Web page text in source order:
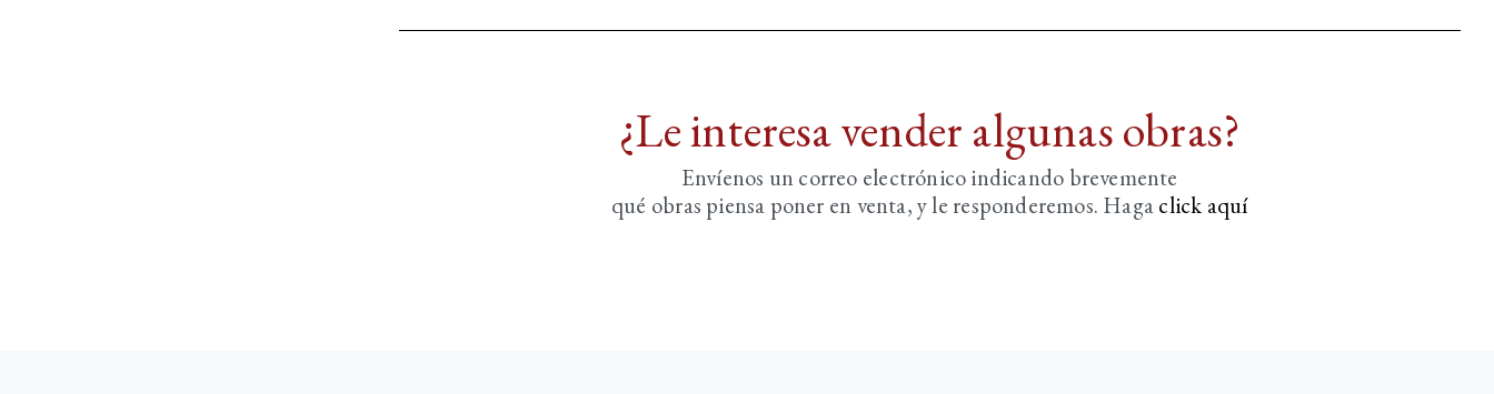
¿Le interesa vender algunas obras?
Envíenos un correo electrónico indicando brevemente
qué obras piensa poner en venta, y le responderemos. Hagaclick aquí­